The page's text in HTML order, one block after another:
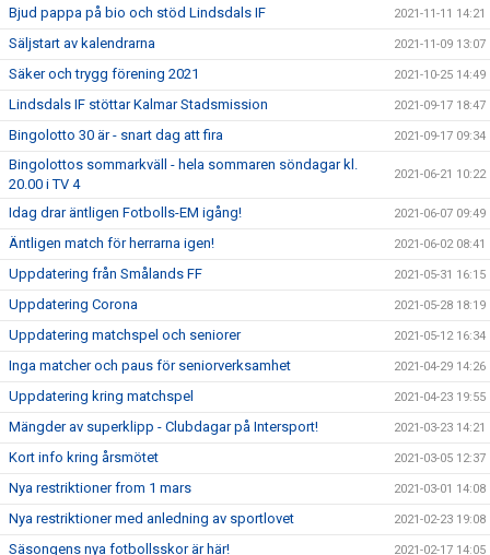
Bjud pappa på bio och stöd Lindsdals IF 2021-11-11 14:21
Säljstart av kalendrarna 2021-11-09 13:07
Säker och trygg förening 2021 2021-10-25 14:49
Lindsdals IF stöttar Kalmar Stadsmission 2021-09-17 18:47
Bingolotto 30 är - snart dag att fira 2021-09-17 09:34
Bingolottos sommarkväll - hela sommaren söndagar kl.
20.00 i TV 4
2021-06-21 10:22
Idag drar äntligen Fotbolls-EM igång! 2021-06-07 09:49
Äntligen match för herrarna igen! 2021-06-02 08:41
Uppdatering från Smålands FF 2021-05-31 16:15
Uppdatering Corona 2021-05-28 18:19
Uppdatering matchspel och seniorer 2021-05-12 16:34
Inga matcher och paus för seniorverksamhet 2021-04-29 14:26
Uppdatering kring matchspel 2021-04-23 19:55
Mängder av superklipp - Clubdagar på Intersport! 2021-03-23 14:21
Kort info kring årsmötet 2021-03-05 12:37
Nya restriktioner from 1 mars 2021-03-01 14:08
Nya restriktioner med anledning av sportlovet 2021-02-23 19:08
Säsongens nya fotbollsskor är här! 2021-02-17 14:05